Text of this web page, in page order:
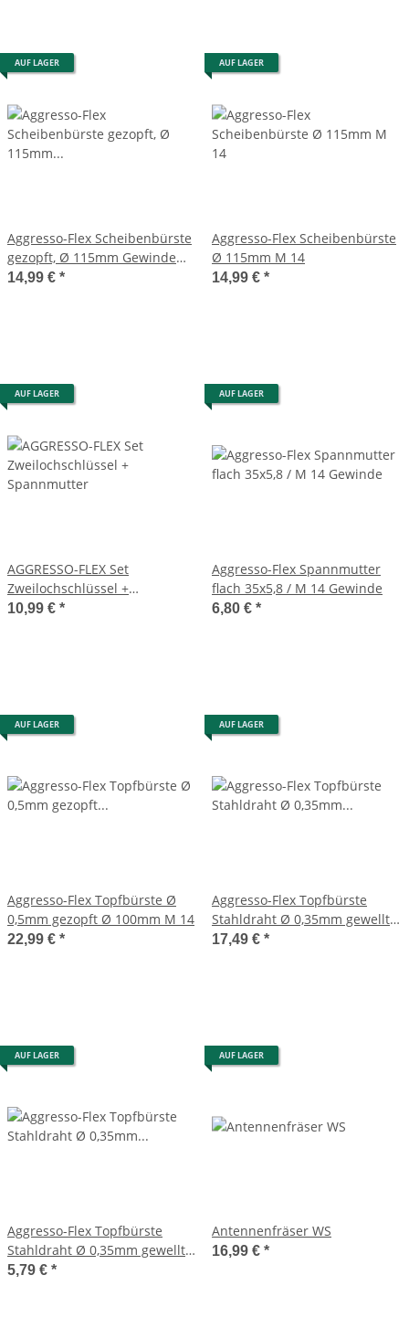
AUF LAGER
Aggresso-Flex Scheibenbürste
gezopft, Ø 115mm Gewinde
22mm
14,99 € *
AUF LAGER
Aggresso-Flex Scheibenbürste
Ø 115mm M 14
14,99 € *
AUF LAGER
AGGRESSO-FLEX Set
Zweilochschlüssel +
Spannmutter
10,99 € *
AUF LAGER
Aggresso-Flex Spannmutter
flach 35x5,8 / M 14 Gewinde
6,80 € *
AUF LAGER
Aggresso-Flex Topfbürste Ø
0,5mm gezopft Ø 100mm M 14
22,99 € *
AUF LAGER
Aggresso-Flex Topfbürste
Stahldraht Ø 0,35mm gewellt
Ø 100mm M 14
17,49 € *
AUF LAGER
Aggresso-Flex Topfbürste
Stahldraht Ø 0,35mm gewellt
Ø 60mm M 14
5,79 € *
AUF LAGER
Antennenfräser WS
16,99 € *